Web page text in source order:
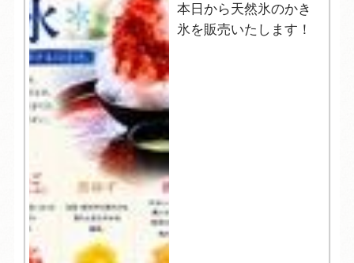
本日から天然氷のかき
氷を販売いたします！